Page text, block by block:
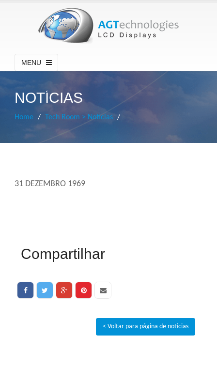
MENU
NOTÍCIAS
Home Tech Room > Notícias
31 DEZEMBRO 1969
Compartilhar
< Voltar para página de notícias